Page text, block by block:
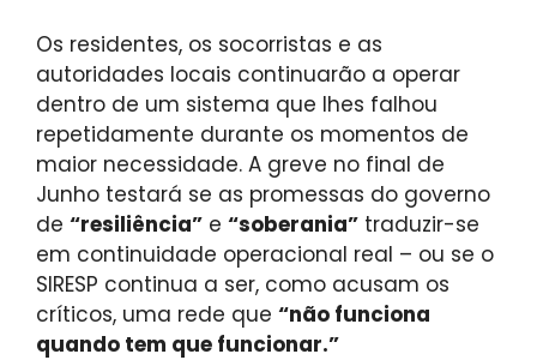
Os residentes, os socorristas e as
autoridades locais continuarão a operar
dentro de um sistema que lhes falhou
repetidamente durante os momentos de
maior necessidade. A greve no final de
Junho testará se as promessas do governo
de “resiliência” e “soberania” traduzir-se
em continuidade operacional real – ou se o
SIRESP continua a ser, como acusam os
críticos, uma rede que “não funciona
quando tem que funcionar.”